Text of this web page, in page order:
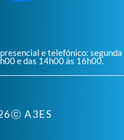
e telefónico: segunda
e das 14h00 às 16h00.
ⓒ A3ES